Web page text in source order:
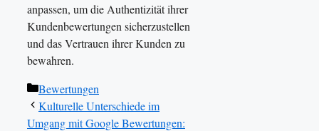
anpassen, um die Authentizität ihrer
Kundenbewertungen sicherzustellen
und das Vertrauen ihrer Kunden zu
bewahren.
Kategorien
Bewertungen
Kulturelle Unterschiede im
Umgang mit Google Bewertungen: